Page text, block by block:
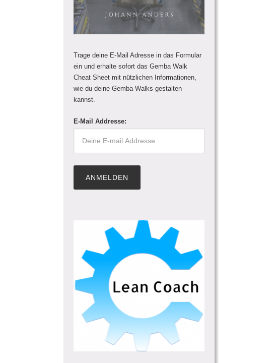
Trage deine E-Mail Adresse in das Formular
ein und erhalte sofort das Gemba Walk
Cheat Sheet mit nützlichen Informationen,
wie du deine Gemba Walks gestalten
kannst.
E-Mail Addresse: